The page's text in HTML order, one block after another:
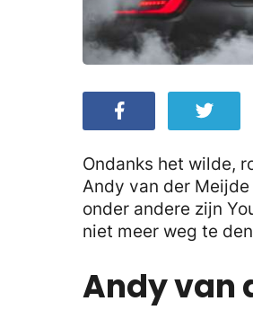
Ondanks het wilde,
Andy van der
onder andere zijn
niet meer weg te
Andy van